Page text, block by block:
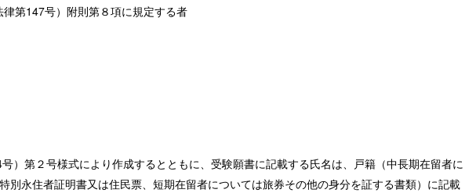
第147号）附則第８項に規定する者
）第２号様式により作成するとともに、受験願書に記載する氏名は、戸籍（中長期在留者に
別永住者証明書又は住民票、短期在留者については旅券その他の身分を証する書類）に記載